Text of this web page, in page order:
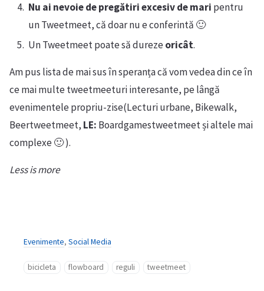
Nu ai nevoie de pregătiri excesiv de mari pentru
un Tweetmeet, că doar nu e conferintă 🙂
Un Tweetmeet poate să durezeoricât.
Am pus lista de mai sus în speranța că vom vedea din ce în
ce mai multe tweetmeeturi interesante, pe lângă
evenimentele propriu-zise(Lecturi urbane, Bikewalk,
Beertweetmeet, LE: Boardgamestweetmeet și altele mai
complexe 🙂 ).
Less is more
Evenimente, Social Media
bicicleta flowboard reguli tweetmeet